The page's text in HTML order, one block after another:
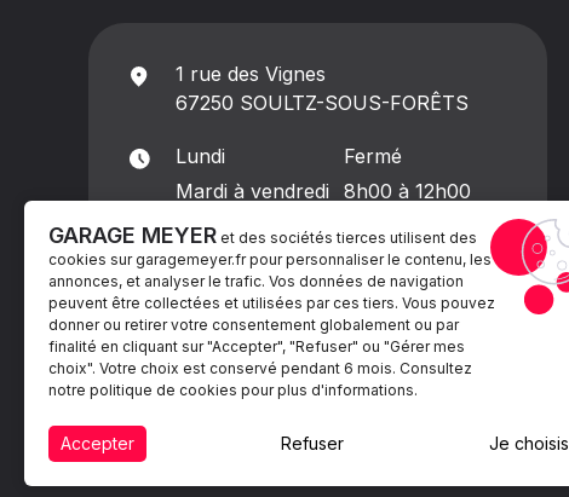
1 rue des Vignes
67250 SOULTZ-SOUS-FORÊTS
Lundi
Fermé
Mardi à vendredi
8h00 à 12h00
Samedi
8h00 à 13h00
Dimanche
Fermé
GARAGE MEYER et des sociétés tierces utilisent des
cookies sur garagemeyer.frpour personnaliser le contenu, les
annonces, et analyser le trafic. Vos données de navigation
peuvent être collectées et utilisées par ces tiers. Vous pouvez
donner ou retirer votre consentement globalement ou par
finalité en cliquant sur "Accepter", "Refuser" ou "Gérer mes
choix". Votre choix est conservé pendant 6 mois. Consultez
notre politique de cookies pour plus d'informations.
Accepter Refuser Je choisis